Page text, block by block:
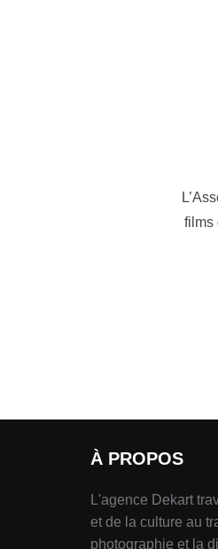
films
À PROPOS
L'agence Dekart
et de la culture au
photographie et la